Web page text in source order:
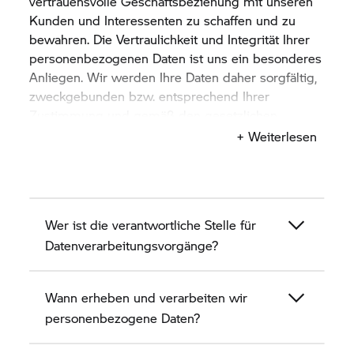
Kunden und Interessenten zu schaffen und zu
bewahren. Die Vertraulichkeit und Integrität Ihrer
personenbezogenen Daten ist uns ein besonderes
Anliegen. Wir werden Ihre Daten daher sorgfältig,
zweckgebunden bzw. entsprechend Ihrer
Bestimmungen zum Datenschutz verarbeiten und
WELLERHolding SE & Co. KG
Pagenstecherstraße 77-8349090 Osnabrück
Telefon:
+ Weiterlesen
Wer ist die verantwortliche Stelle für
Datenverarbeitungsvorgänge?
Wann erheben und verarbeiten wir
personenbezogene Daten?